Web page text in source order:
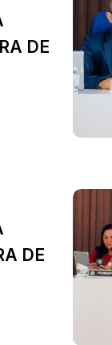
DE
DE